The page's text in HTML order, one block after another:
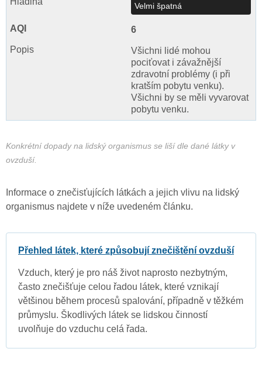
Velmi špatná
6
Všichni lidé mohou
pociťovat i závažnější
zdravotní problémy (i při
kratším pobytu venku).
Všichni by se měli vyvarovat
pobytu venku.
Konkrétní dopady na lidský organismus se liší dle dané látky v
ovzduší.
Informace o znečisťujících látkách a jejich vlivu na lidský
organismus najdete v níže uvedeném článku.
Přehled látek, které způsobují znečištění ovzduší
Vzduch, který je pro náš život naprosto nezbytným,
často znečišťuje celou řadou látek, které vznikají
většinou během procesů spalování, případně v těžkém
průmyslu. Škodlivých látek se lidskou činností
uvolňuje do vzduchu celá řada.